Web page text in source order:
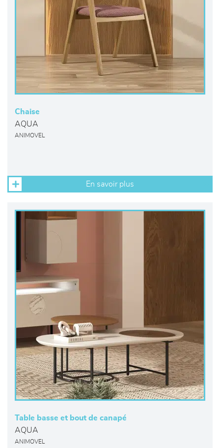
Chaise
AQUA
ANIMOVEL
En savoir plus
Table basse et bout de canapé
AQUA
ANIMOVEL